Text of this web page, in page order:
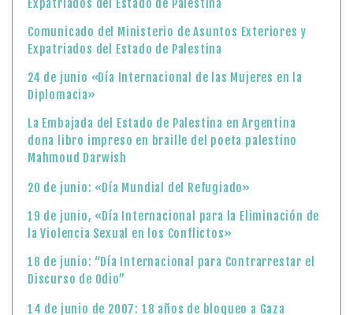
Expatriados del Estado de Palestina
Comunicado del Ministerio de Asuntos Exteriores y
Expatriados del Estado de Palestina
24 de junio «Día Internacional de las Mujeres en la
Diplomacia»
La Embajada del Estado de Palestina en Argentina
dona libro impreso en braille del poeta palestino
Mahmoud Darwish
20 de junio: «Día Mundial del Refugiado»
19 de junio, «Día Internacional para la Eliminación de
la Violencia Sexual en los Conflictos»
18 de junio: “Día Internacional para Contrarrestar el
Discurso de Odio”
14 de junio de 2007: 18 años de bloqueo a Gaza